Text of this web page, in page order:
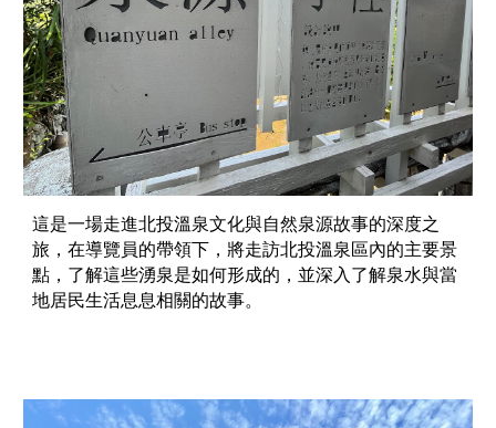
這是一場走進北投溫泉文化與自然泉源故事的深度之
旅，在導覽員的帶領下，將走訪北投溫泉區內的主要景
點，了解這些湧泉是如何形成的，並深入了解泉水與當
地居民生活息息相關的故事。